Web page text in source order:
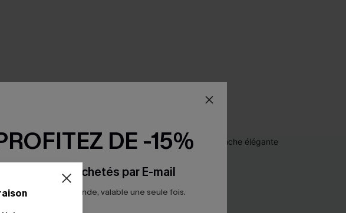
DE -15%
-15% dès 2 Achetés par E-mail
*Un code par commande, valable une seule fois.